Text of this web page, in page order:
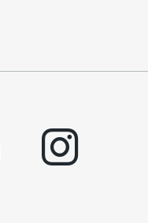
instagram